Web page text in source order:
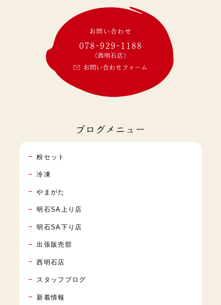
お問い合わせ
078-929-1188
(西明石店)
お問い合わせフォーム
ブログメニュー
粉セット
冷凍
やまがた
明石SA上り店
明石SA下り店
出張販売部
西明石店
スタッフブログ
新着情報